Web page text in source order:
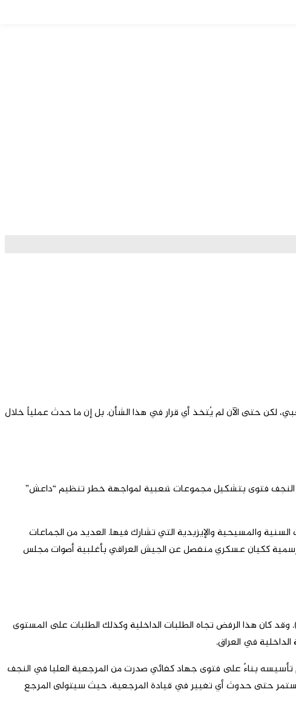
لكن حتى الآن لم يُتخذ أي قرار في هذا الشأن. بل إن ما حدث عملياً خلال
السيستاني (دام ظله) في النجف فتوى بتشكيل مجموعات شعبية لمواجهة خطر تنظيم “داعش”
السنية والمسيحية والإيزيدية التي تشارك فيها. العديد من الجماعات
سابقاً بشكل مستقل في العراق، وخاصة ضد القوات الأمريكية. في 26 نوفمبر 2016، حصلت على رسمية ككيان عسكري منفصل عن الجيش العراقي بأغلبية أصوات مجلس
كان هذا الرفض تجاه الطلبات الداخلية وكذلك الطلبات على المستوى
في العراق.
تأسيسه بناءً على فتوى جهاد كفائي صدرت من المرجعية العليا في النجف
حتى حدوث أي تغيير في قيادة المرجعية، حيث سيتولى المرجع